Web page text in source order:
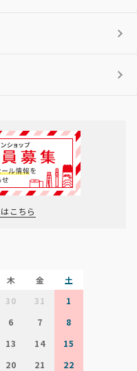
こちら
木 金
土
30 31
1
6 7
8
13 14
15
20 21 22